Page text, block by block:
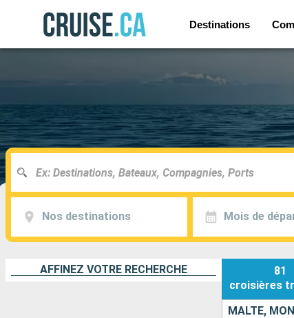
Destinations
Nos destinations Mois de
AFFINEZ VOTRE RECHERCHE
81
croisières
MALTE,